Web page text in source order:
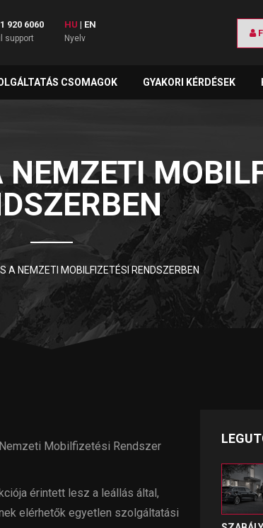
920 6060
support
HU | EN
Nyelv
CSOMAGOK GYAKORI KÉRDÉSEK
A NEMZETI MOBILFIZETÉSI RENDSZERBEN
Mobilfizetési Rendszer
érintett lesz a leállás által,
elérhetők egyetlen szolgáltatási